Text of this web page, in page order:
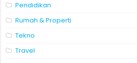
Pendidikan
Rumah & Properti
Tekno
Travel